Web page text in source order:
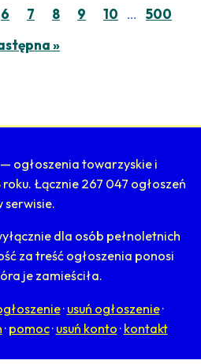
6 7 8 9 10 …
500
»
— ogłoszenia towarzyskie i
Łącznie 267 047 ogłoszeń
serwisie.
dla osób pełnoletnich
za treść ogłoszenia ponosi
je zamieściła.
· usuń ogłoszenie·
· pomoc· usuń konto · kontakt